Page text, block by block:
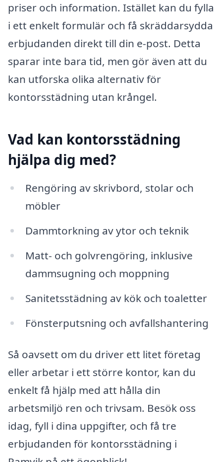
priser och information. Istället kan du fylla
i ett enkelt formulär och få skräddarsydda
erbjudanden direkt till din e-post. Detta
sparar inte bara tid, men gör även att du
kan utforska olika alternativ för
kontorsstädning utan krångel.
Vad kan kontorsstädning
hjälpa dig med?
Rengöring av skrivbord, stolar och
möbler
Dammtorkning av ytor och teknik
Matt- och golvrengöring, inklusive
dammsugning och moppning
Sanitetsstädning av kök och toaletter
Fönsterputsning och avfallshantering
Så oavsett om du driver ett litet företag
eller arbetar i ett större kontor, kan du
enkelt få hjälp med att hålla din
arbetsmiljö ren och trivsam. Besök oss
idag, fyll i dina uppgifter, och få tre
erbjudanden för kontorsstädning i